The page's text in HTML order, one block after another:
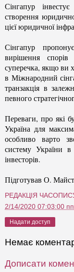
Сінгапур
створення
цієї юридичної
Сінгапур
вирішення
суперечка, якщо ви
в Міжнародний
транзакція в
певного
Переваги, про які
Україна для
особливо варто
систему України в
інвесторів.
Підготував О.
РЕДАКЦІЯ
2/14/2020 07:03:00 пп
Надати доступ
Немає
Дописати